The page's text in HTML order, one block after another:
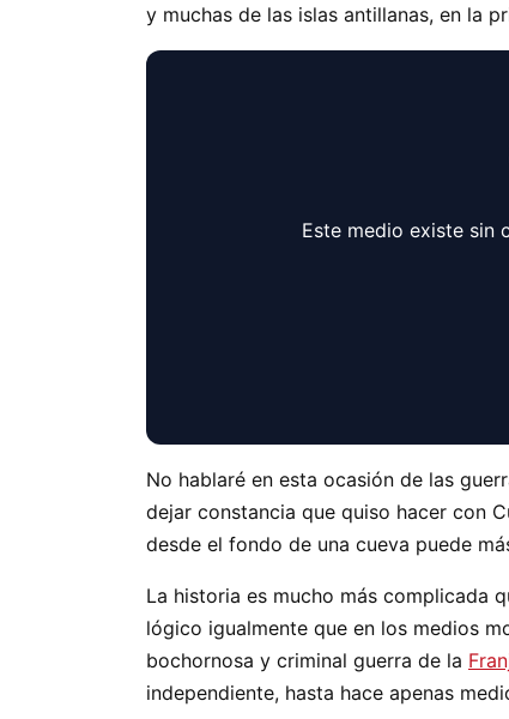
y muchas de las islas antillanas, en la
Este medio existe sin
No hablaré en esta ocasión de las
dejar constancia que quiso hacer con
desde el fondo de una cueva puede
La historia es mucho más complicada
lógico igualmente que en los medios
bochornosa y criminal guerra de la
independiente, hasta hace apenas